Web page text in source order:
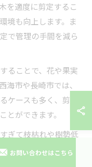
を適度に剪定するこ
境も向上します。ま
で管理の手間を減ら
ることで、花や果実
海市や長崎市では、
ケースも多く、剪定
とができます。
ぎて枝枯れや樹勢低
プロのアドバイスを
画的な剪定が快適な
お問い合わせはこちら